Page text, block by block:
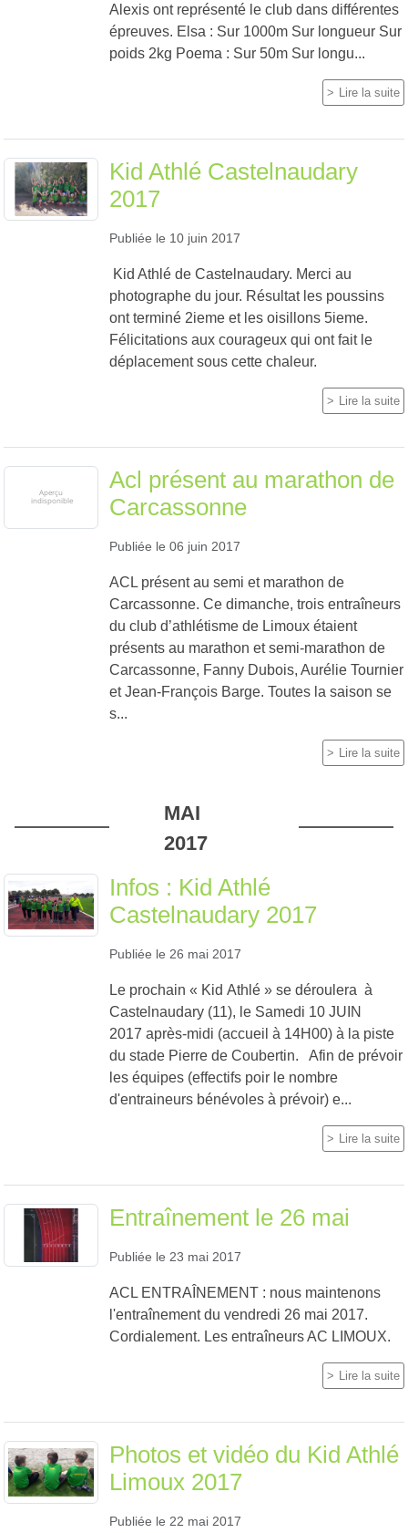
Alexis ont représenté le club dans différentes
épreuves. Elsa : Sur 1000m Sur longueur Sur
poids 2kg Poema : Sur 50m Sur longu...
Lire la suite
Kid Athlé Castelnaudary
2017
Publiée le 10 juin 2017
Kid Athlé de Castelnaudary. Merci au
photographe du jour. Résultat les poussins
ont terminé 2ieme et les oisillons 5ieme.
Félicitations aux courageux qui ont fait le
déplacement sous cette chaleur.
Lire la suite
Acl présent au marathon de
Carcassonne
Publiée le 06 juin 2017
ACL présent au semi et marathon de
Carcassonne. Ce dimanche, trois entraîneurs
du club d’athlétisme de Limoux étaient
présents au marathon et semi-marathon de
Carcassonne, Fanny Dubois, Aurélie Tournier
et Jean-François Barge. Toutes la saison se
s...
Lire la suite
MAI
2017
Infos : Kid Athlé
Castelnaudary 2017
Publiée le 26 mai 2017
Le prochain « Kid Athlé » se déroulera à
Castelnaudary (11), le Samedi 10 JUIN
2017 après-midi (accueil à 14H00) à la piste
du stade Pierre de Coubertin. Afin de prévoir
les équipes (effectifs poir le nombre
d'entraineurs bénévoles à prévoir) e...
Lire la suite
Entraînement le 26 mai
Publiée le 23 mai 2017
ACL ENTRAÎNEMENT : nous maintenons
l'entraînement du vendredi 26 mai 2017.
Cordialement. Les entraîneurs AC LIMOUX.
Lire la suite
Photos et vidéo du Kid Athlé
Limoux 2017
Publiée le 22 mai 2017